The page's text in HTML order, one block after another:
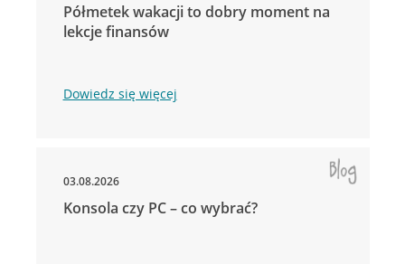
Półmetek wakacji to dobry moment na
lekcje finansów
Dowiedz się więcej
03.08.2026
Konsola czy PC – co wybrać?